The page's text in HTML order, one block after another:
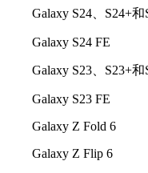
Galaxy S24、S24+和
Galaxy S24 FE
Galaxy S23、S23+和
Galaxy S23 FE
Galaxy Z Fold 6
Galaxy Z Flip 6